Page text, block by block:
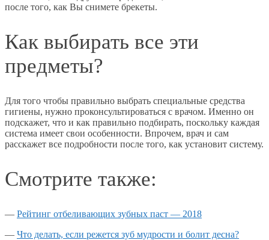
после того, как Вы снимете брекеты.
Как выбирать все эти
предметы?
Для того чтобы правильно выбрать специальные средства
гигиены, нужно проконсультироваться с врачом. Именно он
подскажет, что и как правильно подбирать, поскольку каждая
система имеет свои особенности. Впрочем, врач и сам
расскажет все подробности после того, как установит систему.
Смотрите также:
— Рейтинг отбеливающих зубных паст — 2018
— Что делать, если режется зуб мудрости и болит десна?